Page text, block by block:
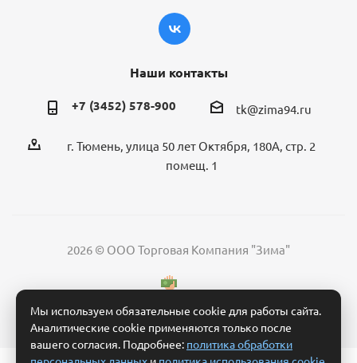
Наши контакты
+7 (3452) 578-900 tk@zima94.ru
г. Тюмень, улица 50 лет Октября, 180А, стр. 2
помещ. 1
2026 © ООО Торговая Компания "Зима"
Мы используем обязательные cookie для работы сайта.
Аналитические cookie применяются только после
вашего согласия. Подробнее: политика обработки